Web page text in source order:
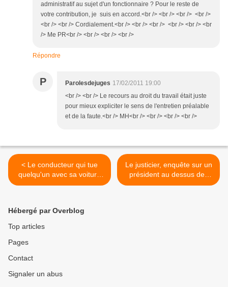
administratif au sujet d'un fonctionnaire ? Pour le reste de
votre contribution, je suis en accord.<br /> <br /> <br /> <br />
<br /> <br /> Cordialement.<br /> <br /> <br /> <br /> <br /> <br
/> Me PR<br /> <br /> <br /> <br />
Répondre
P Parolesdejuges 17/02/2011 19:00
<br /> <br /> Le recours au droit du travail était juste
pour mieux expliciter le sens de l'entretien préalable
et de la faute.<br /> MH<br /> <br /> <br /> <br />
< Le conducteur qui tue
quelqu'un avec sa voiture
commet-il un crime ou un
Le justicier, enquête sur un
président au dessus des
lois (bibliographie) >
Hébergé par Overblog
Top articles
Pages
Contact
Signaler un abus